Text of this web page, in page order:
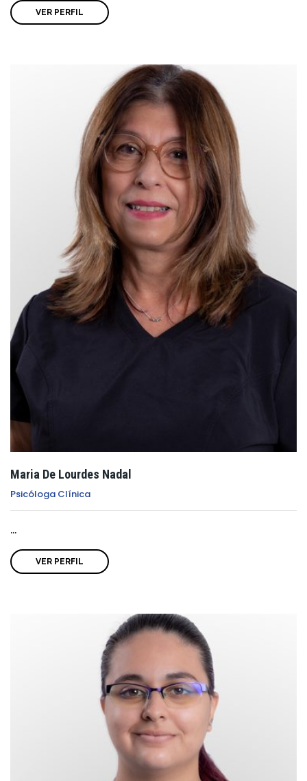
VER PERFIL
Maria De Lourdes Nadal
Psicóloga Clínica
...
VER PERFIL